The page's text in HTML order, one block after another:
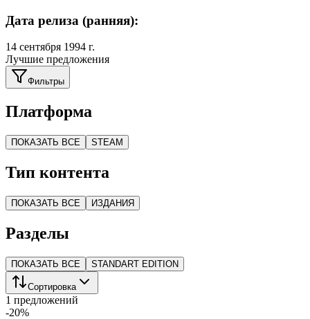
Дата релиза (ранняя):
14 сентября 1994 г.
Лучшие предложения
Фильтры
Платформа
ПОКАЗАТЬ ВСЕ STEAM
Тип контента
ПОКАЗАТЬ ВСЕ ИЗДАНИЯ
Разделы
ПОКАЗАТЬ ВСЕ STANDART EDITION
Сортировка
1 предложений
-20%